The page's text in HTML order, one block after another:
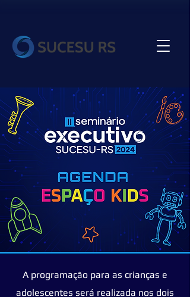
A programação para as crianças e
adolescentes será realizada nos dois